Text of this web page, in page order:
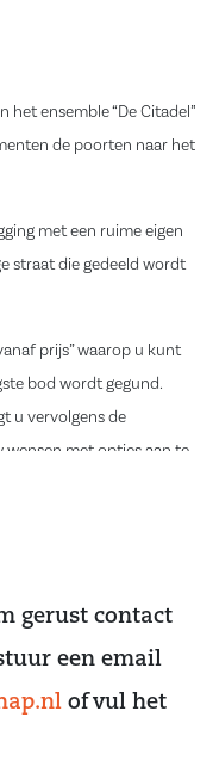
ensemble “De Citadel”
de poorten naar het
met een ruime eigen
straat die gedeeld wordt
prijs” waarop u kunt
bod wordt gegund.
u vervolgens de
wensen met opties aan te
binnen het gestelde
De eventueel
gerust contact
een email
of vul het